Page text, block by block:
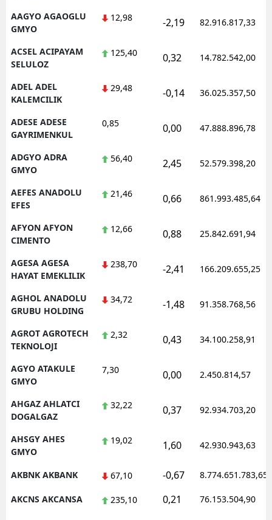
AAGYO AGAOGLU
GMYO
12,98 -2,19 82.916.817,33
ACSEL ACIPAYAM
SELULOZ
125,40 0,32 14.782.542,00
ADEL ADEL
KALEMCILIK
29,48 -0,14 36.025.357,50
ADESE ADESE
GAYRIMENKUL
0,85 0,00 47.888.896,78
ADGYO ADRA
GMYO
56,40 2,45 52.579.398,20
AEFES ANADOLU
EFES
21,46 0,66 861.993.485,64
AFYON AFYON
CIMENTO
12,66 0,88 25.842.691,94
AGESA AGESA
HAYAT EMEKLILIK
238,70 -2,41 166.209.655,25
AGHOL ANADOLU
GRUBU HOLDING
34,72 -1,48 91.358.768,56
AGROT AGROTECH
TEKNOLOJI
2,32 0,43 34.100.258,91
AGYO ATAKULE
GMYO
7,30 0,00 2.450.814,57
AHGAZ AHLATCI
DOGALGAZ
32,22 0,37 92.934.703,20
AHSGY AHES
GMYO
19,02 1,60 42.930.943,63
AKBNK AKBANK 67,10 -0,67 8.774.651.783,65
AKCNS AKCANSA 235,10 0,21 76.153.504,90